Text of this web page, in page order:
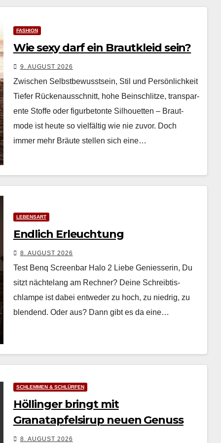
FASHION
Wie sexy darf ein Brautkleid sein?
9. AUGUST 2026
Zwischen Selbstbewusstsein, Stil und Persönlichkeit
Tiefer Rück­e­nauss­chnitt, hohe Bein­schlitze, trans­par­
ente Stoffe oder fig­urbe­tonte Sil­hou­et­ten – Braut­
mode ist heute so vielfältig wie nie zuvor. Doch
immer mehr Bräute stellen sich eine…
LEBENSART
Endlich Erleuchtung
8. AUGUST 2026
Test Benq Screenbar Halo 2 Liebe Geniesserin, Du
sitzt nächte­lang am Rech­n­er? Deine Schreibtis­
chlampe ist dabei entwed­er zu hoch, zu niedrig, zu
blendend. Oder aus? Dann gibt es da eine…
SCHLEMMEN & SCHLÜRFEN
Höllinger bringt mit
Granatapfelsirup neuen Genuss
8. AUGUST 2026